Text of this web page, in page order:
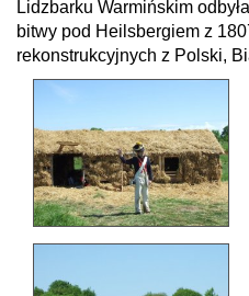
Lidzbarku Warmińskim
bitwy pod Heilsbergiem z
rekonstrukcyjnych z Polski,